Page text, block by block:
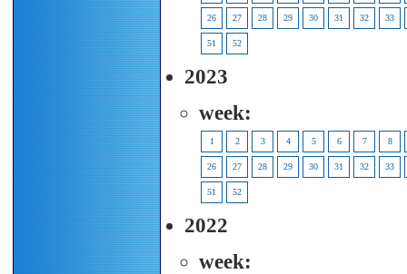
26 27 28 29 30 31 32 33
51 52
2023
week:
1 2 3 4 5 6 7 8
26 27 28 29 30 31 32 33
51 52
2022
week: